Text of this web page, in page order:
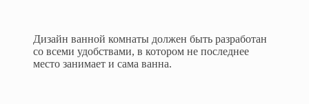
Дизайн ванной комнаты должен быть разработан
со всеми удобствами, в котором не последнее
место занимает и сама ванна.